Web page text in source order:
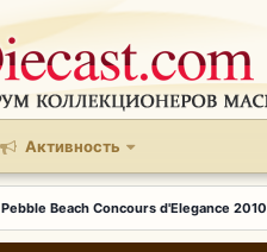
Активность
Pebble Beach Concours d'Elegance 2010